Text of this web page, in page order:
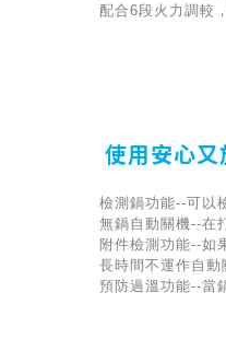
配合6段火力調較
使用安心又
檢測鍋功能--可以
無鍋自動關機--在
附件檢測功能--如
長時間不運作自
預防過溫功能--當